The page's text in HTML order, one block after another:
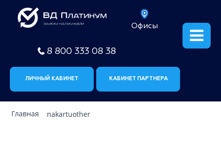
Офисы
8 800 333 08 38
ЛИЧНЫЙ КАБИНЕТ КАБИНЕТ ПАРТНЕРА
Главная nakartuother